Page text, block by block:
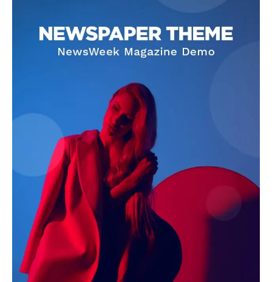
AIN NEWS 1
Contact Us
Privacy Policy
Terms of Use Agreement
Facebook
X WhatsApp
Share